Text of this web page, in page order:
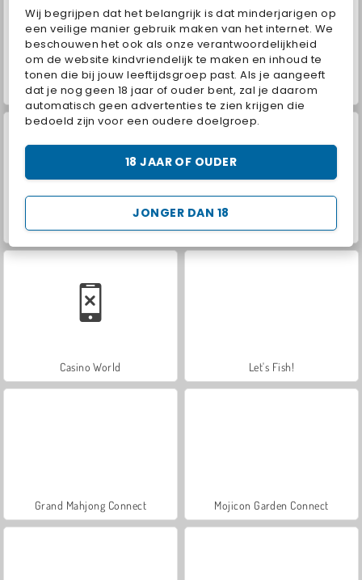
Wij begrijpen dat het belangrijk is dat minderjarigen op
een veilige manier gebruik maken van het internet. We
beschouwen het ook als onze verantwoordelijkheid
om de website kindvriendelijk te maken en inhoud te
tonen die bij jouw leeftijdsgroep past. Als je aangeeft
dat je nog geen 18 jaar of ouder bent, zal je daarom
automatisch geen advertenties te zien krijgen die
bedoeld zijn voor een oudere doelgroep.
JONGER DAN 18
18 JAAR OF OUDER
ASMR Makeover & Makeup Studio World War 2 Shooter
Farm Merge Valley Car Parking City Duel
Casino World Let's Fish!
Grand Mahjong Connect Mojicon Garden Connect